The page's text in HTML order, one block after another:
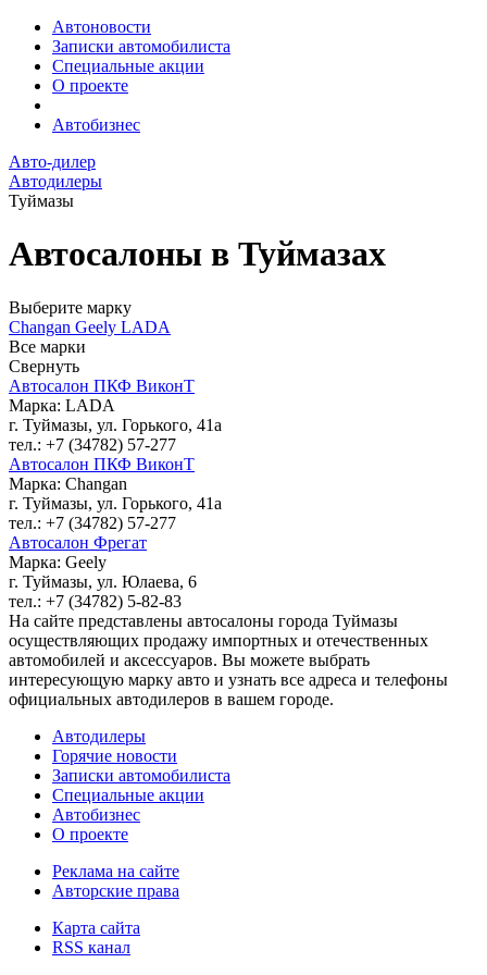
Автоновости
Записки автомобилиста
Специальные акции
О проекте
Автобизнес
Авто-дилер
Автодилеры
Туймазы
Автосалоны в Туймазах
Выберите марку
Changan Geely LADA
Все марки
Свернуть
Автосалон ПКФ ВиконТ
Марка: LADA
г. Туймазы, ул. Горького, 41а
тел.: +7 (34782) 57-277
Автосалон ПКФ ВиконТ
Марка: Changan
г. Туймазы, ул. Горького, 41а
тел.: +7 (34782) 57-277
Автосалон Фрегат
Марка: Geely
г. Туймазы, ул. Юлаева, 6
тел.: +7 (34782) 5-82-83
На сайте представлены автосалоны города Туймазы
осуществляющих продажу импортных и отечественных
автомобилей и аксессуаров. Вы можете выбрать
интересующую марку авто и узнать все адреса и телефоны
официальных автодилеров в вашем городе.
Автодилеры
Горячие новости
Записки автомобилиста
Специальные акции
Автобизнес
О проекте
Реклама на сайте
Авторские права
Карта сайта
RSS канал